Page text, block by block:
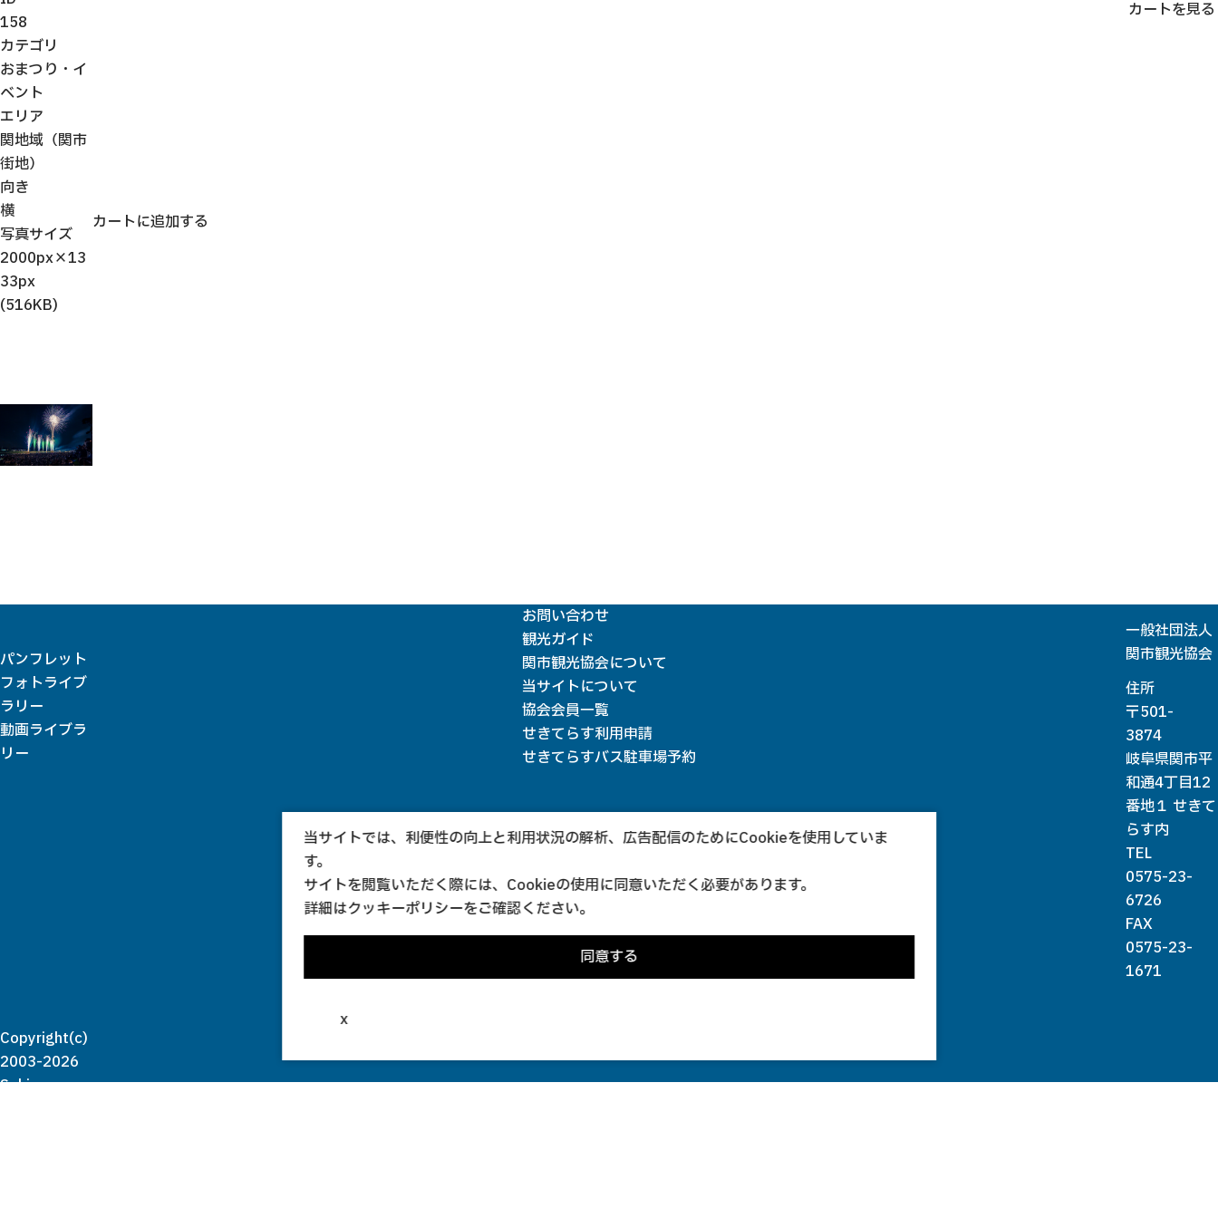
158
カテゴリ
おまつり・イ
ベント
エリア
関地域（関市
街地）
向き
横
写真サイズ
2000px×13
33px
(516KB)
カートに追加する
カートを見る
パンフレット
フォトライブ
ラリー
動画ライブラ
リー
お問い合わせ
観光ガイド
関市観光協会について
当サイトについて
協会会員一覧
せきてらす利用申請
せきてらすバス駐車場予約
一般社団法人
関市観光協会
住所
〒501-
3874
岐阜県関市平
和通4丁目12
番地１ せきて
らす内
TEL
0575-23-
6726
FAX
0575-23-
1671
Copyright(c)
2003-2026
Seki
当サイトでは、利便性の向上と利用状況の解析、広告配信のためにCookieを使用していま
す。
サイトを閲覧いただく際には、Cookieの使用に同意いただく必要があります。
詳細はクッキーポリシーをご確認ください。
同意する
x